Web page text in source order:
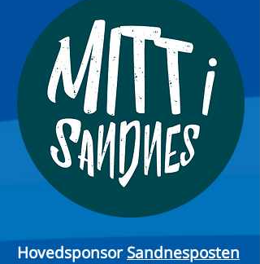
HovedsponsorSandnesposten